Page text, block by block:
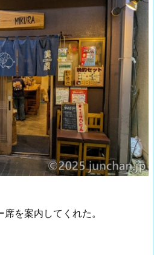
を案内してくれた。